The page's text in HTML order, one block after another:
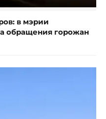
в мэрии
обращения горожан